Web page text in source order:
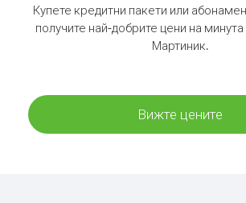
Купете кредитни пакети или
получите най-добрите цени на
Мартиник.
Вижте цените